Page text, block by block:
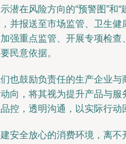
潜在风险方向的“预警图”和
并报送至市场监管、卫生
强重点监管、开展专项检
民意依据。
也鼓励负责任的生产企业
向，将其视为提升产品与
控，透明沟通，以实际行
安全放心的消费环境，离